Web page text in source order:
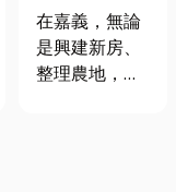
地開挖、土方
清運
在嘉義，無論
是興建新房、
整理農地，還